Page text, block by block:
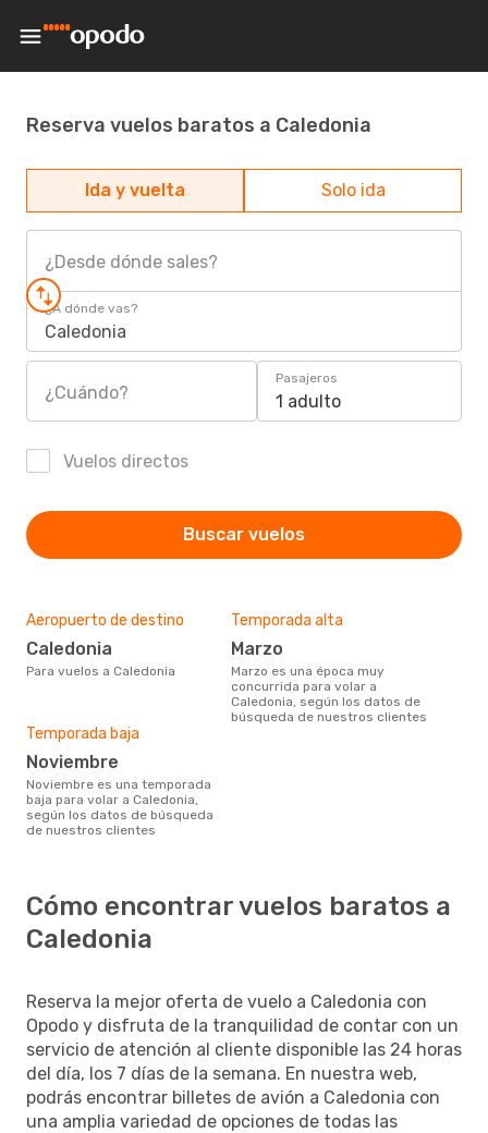
Reserva vuelos baratos a Caledonia
Ida y vuelta Solo ida
¿Desde dónde sales?
¿A dónde vas?
Caledonia
¿Cuándo?
Pasajeros
1 adulto
Vuelos directos
Buscar vuelos
Aeropuerto de destino
Caledonia
Para vuelos a Caledonia
Temporada alta
marzo
marzo es una época muy
concurrida para volar a
Caledonia, según los datos de
búsqueda de nuestros clientes
Temporada baja
noviembre
noviembre es una temporada
baja para volar a Caledonia,
según los datos de búsqueda
de nuestros clientes
Cómo encontrar vuelos baratos a
Caledonia
Reserva la mejor oferta de vuelo a Caledonia con
Opodo y disfruta de la tranquilidad de contar con un
servicio de atención al cliente disponible las 24 horas
del día, los 7 días de la semana. En nuestra web,
podrás encontrar billetes de avión a Caledonia con
una amplia variedad de opciones de todas las